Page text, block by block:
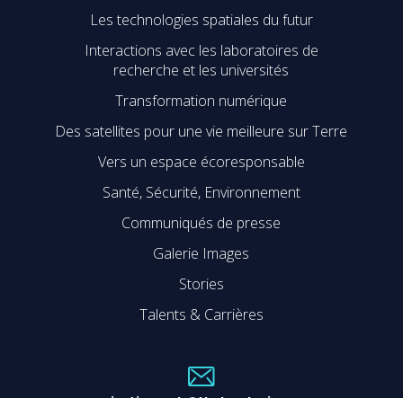
Les technologies spatiales du futur
Interactions avec les laboratoires de
recherche et les universités
Transformation numérique
Des satellites pour une vie meilleure sur Terre
Vers un espace écoresponsable
Santé, Sécurité, Environnement
Communiqués de presse
Galerie Images
Stories
Talents & Carrières